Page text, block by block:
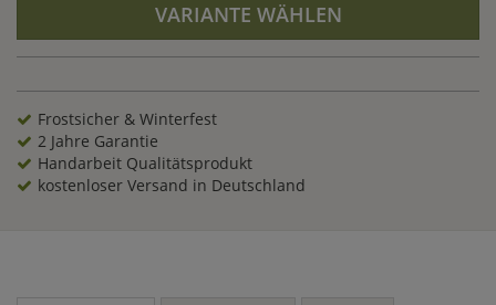
VARIANTE WÄHLEN
Frostsicher & Winterfest
2 Jahre Garantie
Handarbeit Qualitätsprodukt
kostenloser Versand in Deutschland